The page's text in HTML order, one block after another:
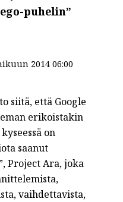
puhelin”
2014 06:00
siitä, että Google
erikoistakin
on
saanut
Project Ara, joka
vaihdettavista,